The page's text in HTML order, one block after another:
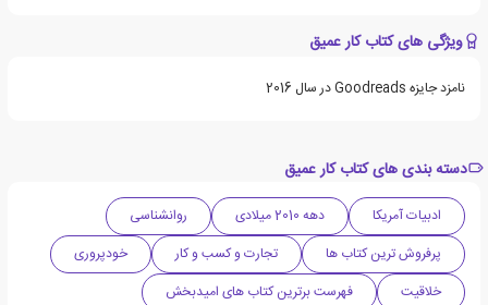
ویژگی های کتاب کار عمیق
نامزد جایزه Goodreads در سال 2016
دسته بندی های کتاب کار عمیق
ادبیات آمریکا دهه 2010 میلادی
روانشناسی
پرفروش ترین کتاب ها
تجارت و کسب و کار
خودپروری
خلاقیت
فهرست برترین کتاب های امیدبخش